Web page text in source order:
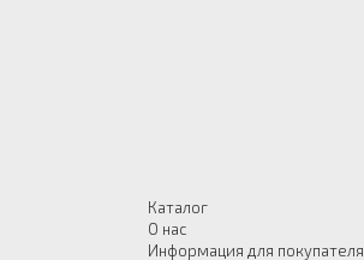
Каталог
О нас
Информация для покупателя